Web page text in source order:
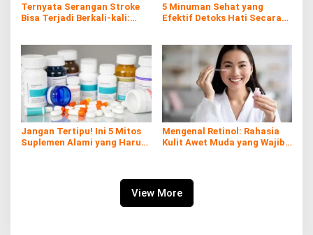
Ternyata Serangan Stroke
Bisa Terjadi Berkali-kali:
5 Minuman Sehat yang
Efektif Detoks Hati Secara
Jangan Tertipu! Ini 5 Mitos
Suplemen Alami yang Harus
Mengenal Retinol: Rahasia
Kulit Awet Muda yang Wajib
View More